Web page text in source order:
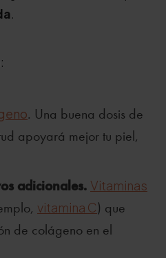
.
. Una buena dosis de
apoyará mejor tu piel,
adicionales. Vitaminas
vitamina C) que
de colágeno en el